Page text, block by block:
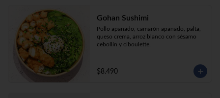
Gohan Sushimi
Pollo apanado, camarón apanado, palta,
queso crema, arroz blanco con sésamo
cebollín y ciboulette.
$8.490